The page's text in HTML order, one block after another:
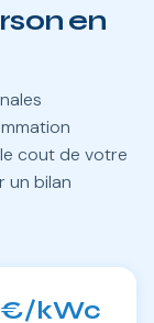
en
cout de votre
un bilan
€/kWc